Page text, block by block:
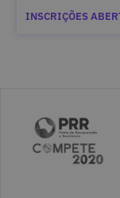
INSCRIÇÕES